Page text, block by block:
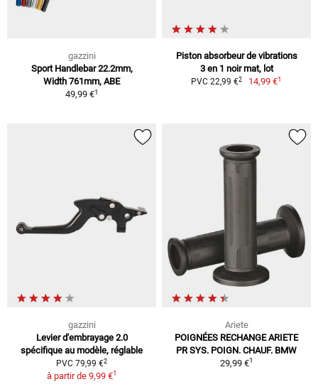
gazzini
Sport Handlebar 22.2mm,
Width 761mm, ABE
49,99 €1
Piston absorbeur de vibrations
3 en 1 noir mat, lot
PVC 22,99 €2 14,99 €1
gazzini
Levier d'embrayage 2.0
spécifique au modèle, réglable
PVC 79,99 €2
à partir de 9,99 €1
Ariete
POIGNÉES RECHANGE ARIETE
PR SYS. POIGN. CHAUF. BMW
29,99 €1